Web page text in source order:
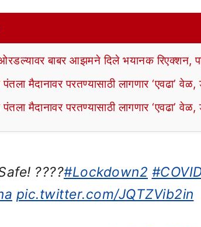
बाबर आझमने दिले भयानक रिएक्शन,
मैदानावर परतण्यासाठी लागणार ‘एवढा’ वेळ,
मैदानावर परतण्यासाठी लागणार ‘एवढा’ वेळ,
????#Lockdown2
pic.twitter.com/JQTZVib2in